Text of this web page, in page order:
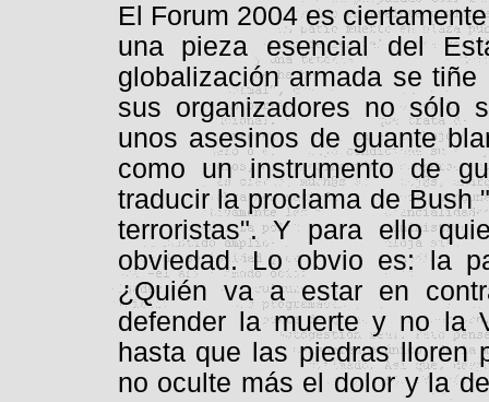
El Forum 2004 es
una pieza esencial del
globalización armada se
sus organizadores no sólo
unos asesinos de guante
como un instrumento de
traducir la proclama de Bush
terroristas". Y para ello
obviedad. Lo obvio es: la
¿Quién va a estar en
defender la muerte y no la
hasta que las piedras lloren
no oculte más el dolor y la